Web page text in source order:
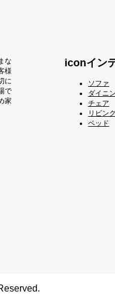
な
様
に
で
家
iconイン
ソファ
ダイニ
チェア
リビン
ベッド